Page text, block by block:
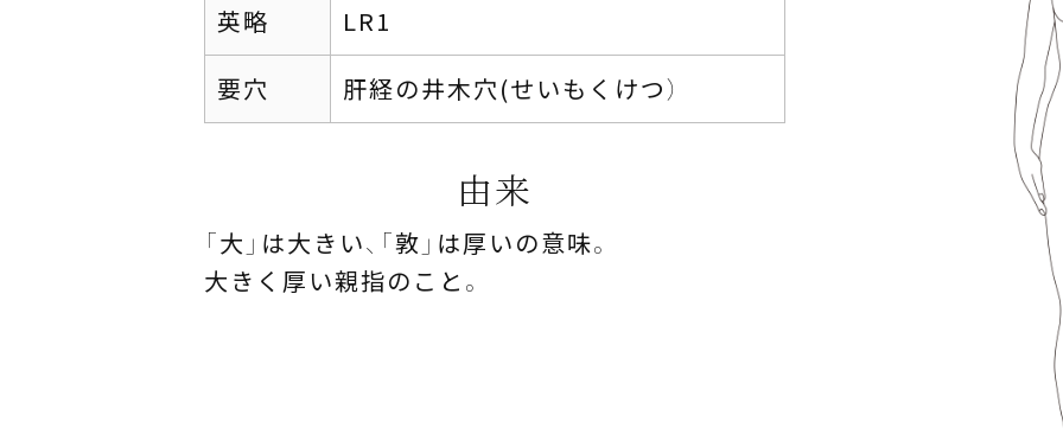
英略
LR1
要穴
肝経の井木穴(せいもくけつ）
由来
「大」は大きい、「敦」は厚いの意味。
大きく厚い親指のこと。